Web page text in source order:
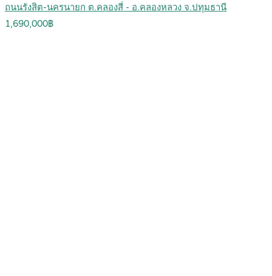
ถนนรังสิต-นครนายก ต.คลองสี่ - อ.คลองหลวง จ.ปทุมธานี
1,690,000฿